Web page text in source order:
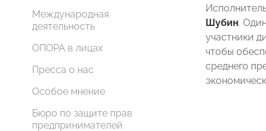
Международная
деятельность
ОПОРА в лицах
Пресса о нас
Особое мнение
Бюро по защите прав
предпринимателей
Шубин.
участники
чтобы
среднего